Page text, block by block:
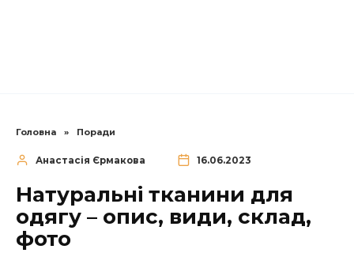
Головна » Поради
Анастасія Єрмакова 16.06.2023
Натуральні тканини для
одягу – опис, види, склад,
фото